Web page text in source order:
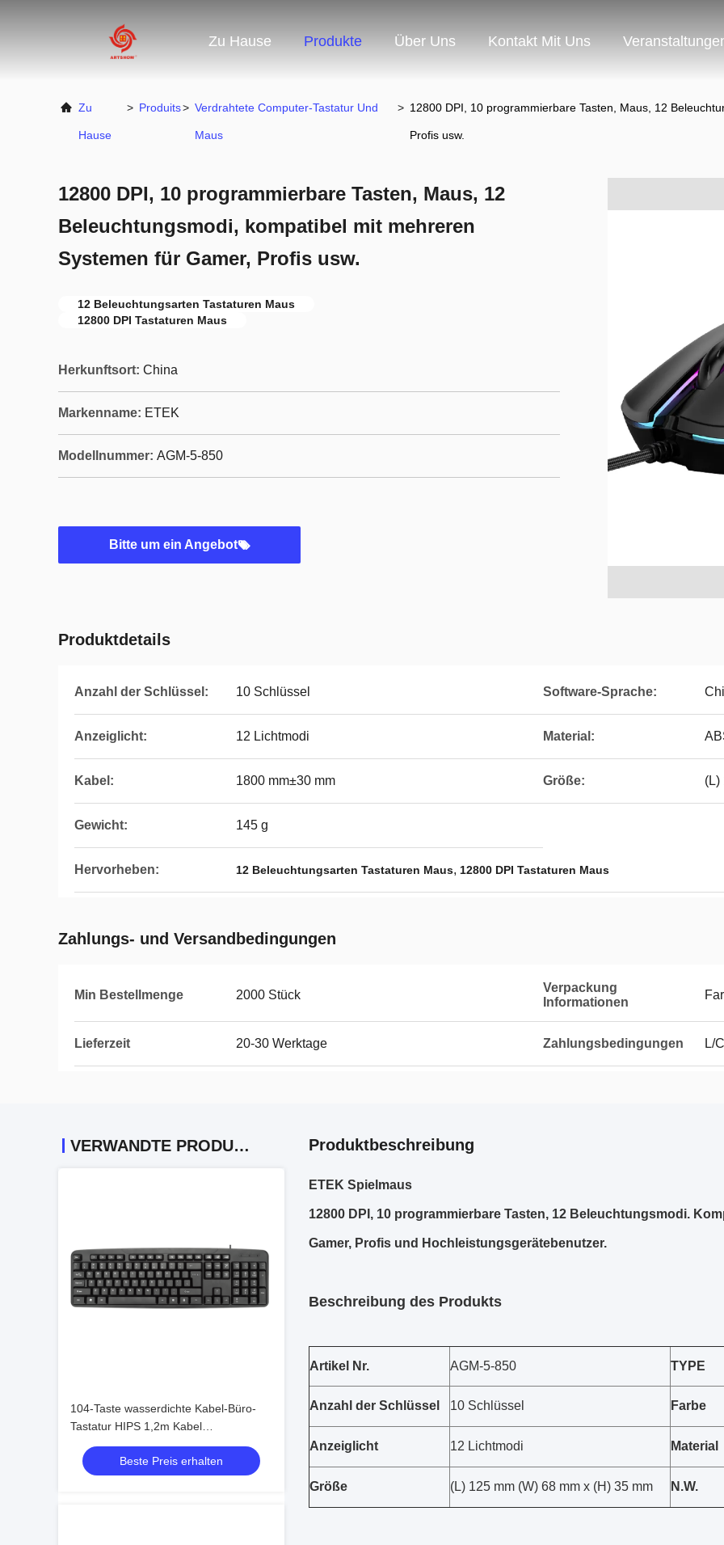
Zu Hause Produkte Über Uns Kontakt Mit Uns
Zu
Hause
> Produits> Verdrahtete Computer-Tastatur Und
Maus
> 12800 DPI, 10 programmierbare Tasten, Maus, 12
Profis usw.
12800 DPI, 10 programmierbare Tasten, Maus, 12
Beleuchtungsmodi, kompatibel mit mehreren
Systemen für Gamer, Profis usw.
12 Beleuchtungsarten Tastaturen Maus
12800 DPI Tastaturen Maus
Herkunftsort: China
Markenname: ETEK
Modellnummer: AGM-5-850
Bitte um ein Angebot
Produktdetails
Anzahl der Schlüssel: 10 Schlüssel Software-Sprache:
Anzeiglicht: 12 Lichtmodi Material:
Kabel: 1800 mm±30 mm Größe: (L)
Gewicht: 145 g
Hervorheben: 12 Beleuchtungsarten Tastaturen Maus, 12800 DPI Tastaturen Maus
Zahlungs- und Versandbedingungen
Min Bestellmenge 2000 Stück
Verpackung
Informationen
Lieferzeit 20-30 Werktage Zahlungsbedingungen L/
VERWANDTE PRODUKTE
104-Taste wasserdichte Kabel-Büro-
Tastatur HIPS 1,2m Kabel
benutzerdefiniertes Seidenbildschirm
Logo
Beste Preis erhalten
Produktbeschreibung
ETEK Spielmaus
12800 DPI, 10 programmierbare Tasten, 12 Beleuchtungsmodi.
Gamer, Profis und Hochleistungsgerätebenutzer.
Beschreibung des Produkts
Artikel Nr. AGM-5-850 TYPE
Anzahl der Schlüssel 10 Schlüssel Farbe
Anzeiglicht 12 Lichtmodi Material
Größe (L) 125 mm (W) 68 mm x (H) 35 mm N.W.